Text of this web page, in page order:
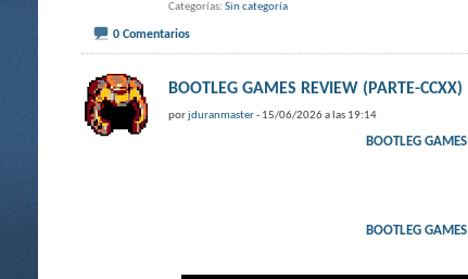
Categorías Sin categoría
0 Comentarios
BOOTLEG GAMES REVIEW (PARTE-
porjduranmaster- 15/06/2026 a las 19:14
BOOTLEG
BOOTLEG